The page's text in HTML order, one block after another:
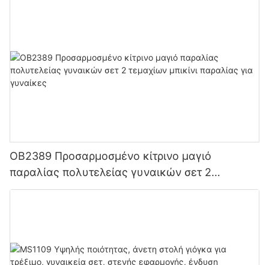
OB2389 Προσαρμοσμένο κίτρινο μαγιό
παραλίας πολυτελείας γυναικών σετ 2
τεμαχίων μπικίνι παραλίας για γυναίκες